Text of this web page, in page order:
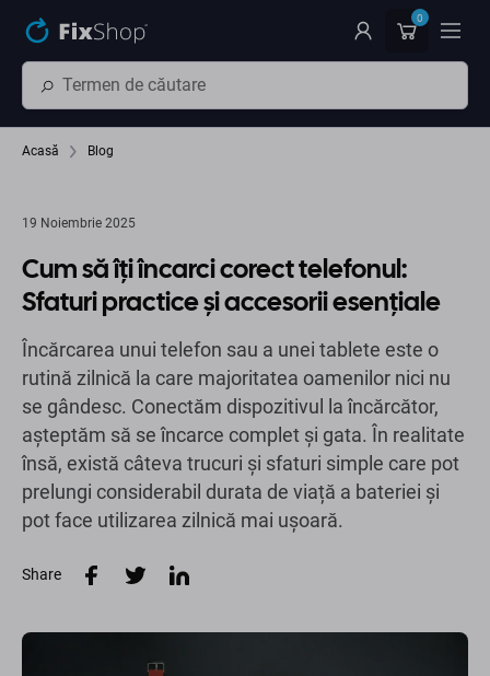
0
Acasă Blog
19 Noiembrie 2025
Share
Cum să îți încarci corect telefonul:
Sfaturi practice și accesorii esențiale
Încărcarea unui telefon sau a unei tablete este o
rutină zilnică la care majoritatea oamenilor nici nu
se gândesc. Conectăm dispozitivul la încărcător,
așteptăm să se încarce complet și gata. În realitate
însă, există câteva trucuri și sfaturi simple care pot
prelungi considerabil durata de viață a bateriei și
pot face utilizarea zilnică mai ușoară.